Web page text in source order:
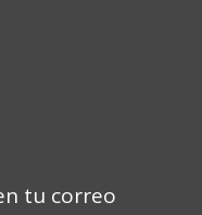
tu correo